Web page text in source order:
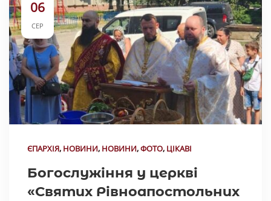
06
СЕР
ЄПАРХІЯ, НОВИНИ, НОВИНИ,ФОТО, ЦІКАВІ
Богослужіння у церкві
«Святих Рівноапостольних